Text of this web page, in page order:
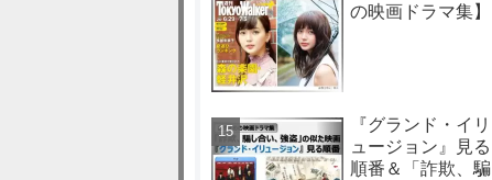
の映画ドラマ集】
『グランド・イリ
ュージョン』見る
順番＆「詐欺、騙